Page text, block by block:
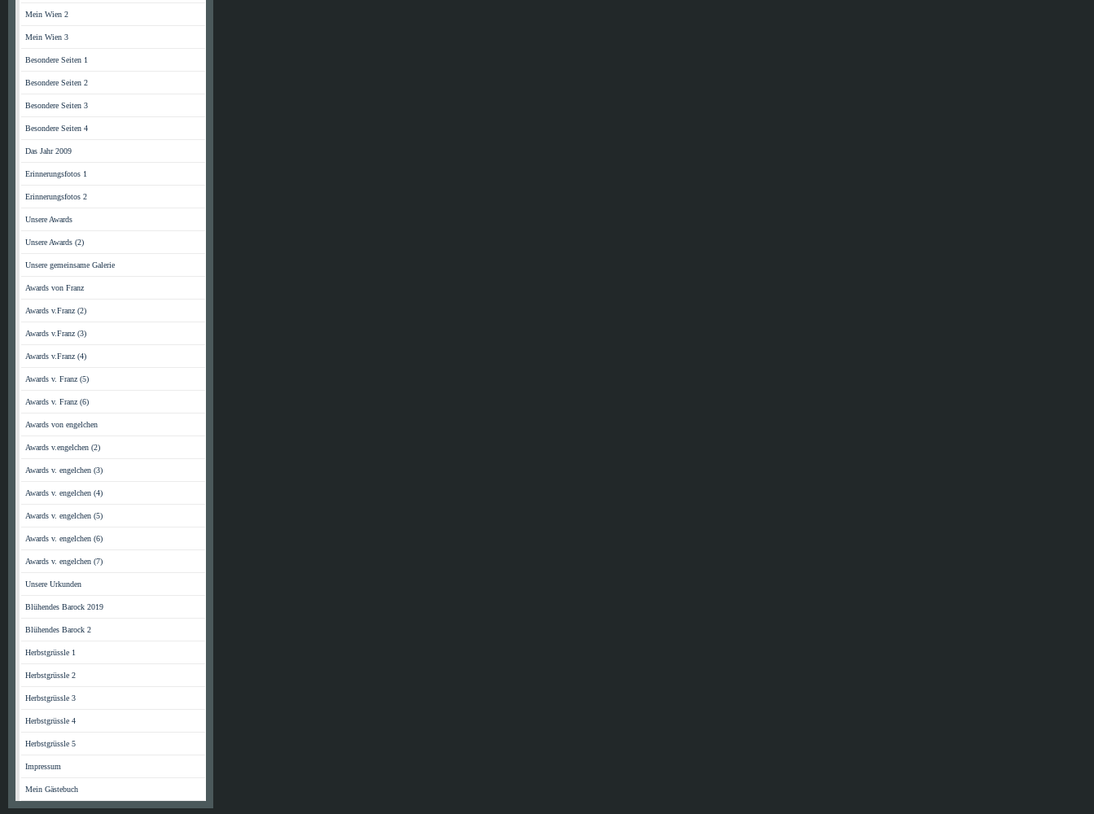
Mein Wien 2
Mein Wien 3
Besondere Seiten 1
Besondere Seiten 2
Besondere Seiten 3
Besondere Seiten 4
Das Jahr 2009
Erinnerungsfotos 1
Erinnerungsfotos 2
Unsere Awards
Unsere Awards (2)
Unsere gemeinsame Galerie
Awards von Franz
Awards v.Franz (2)
Awards v.Franz (3)
Awards v.Franz (4)
Awards v. Franz (5)
Awards v. Franz (6)
Awards von engelchen
Awards v.engelchen (2)
Awards v. engelchen (3)
Awards v. engelchen (4)
Awards v. engelchen (5)
Awards v. engelchen (6)
Awards v. engelchen (7)
Unsere Urkunden
Blühendes Barock 2019
Blühendes Barock 2
Herbstgrüssle 1
Herbstgrüssle 2
Herbstgrüssle 3
Herbstgrüssle 4
Herbstgrüssle 5
Impressum
Mein Gästebuch